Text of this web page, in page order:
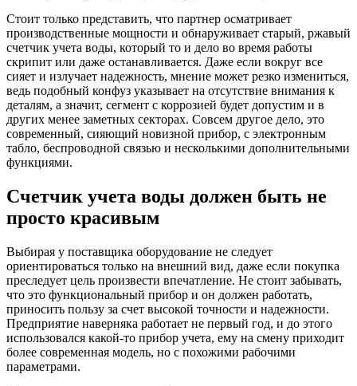
Стоит только представить, что партнер осматривает
производственные мощности и обнаруживает старый, ржавый
счетчик учета воды, который то и дело во время работы
скрипит или даже останавливается. Даже если вокруг все
сияет и излучает надежность, мнение может резко измениться,
ведь подобный конфуз указывает на отсутствие внимания к
деталям, а значит, сегмент с коррозией будет допустим и в
других менее заметных секторах. Совсем другое дело, это
современный, сияющий новизной прибор, с электронным
табло, беспроводной связью и несколькими дополнительными
функциями.
Счетчик учета воды должен быть не
просто красивым
Выбирая у поставщика оборудование не следует
ориентироваться только на внешний вид, даже если покупка
преследует цель произвести впечатление. Не стоит забывать,
что это функциональный прибор и он должен работать,
приносить пользу за счет высокой точности и надежности.
Предприятие наверняка работает не первый год, и до этого
использовался какой-то прибор учета, ему на смену приходит
более современная модель, но с похожими рабочими
параметрами.